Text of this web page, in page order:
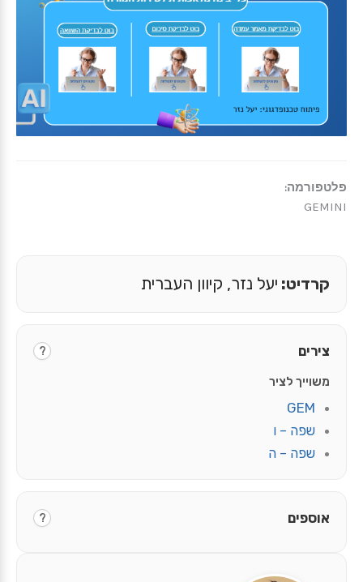
פלטפורמה:
GEMINI
קרדיט: יעל נזר, קיוון העברית
צירים ?
משוייך לציר
GEM
שפה – ו
שפה – ה
אוספים ?